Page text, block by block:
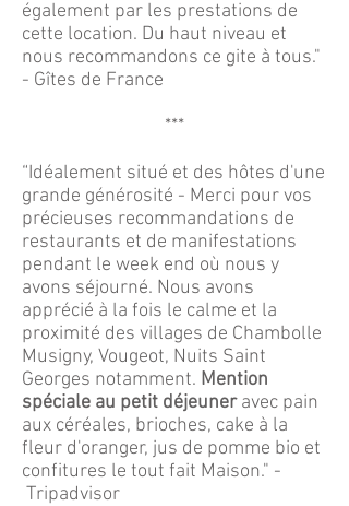
également par les prestations de
cette location. Du haut niveau et
nous recommandons ce gite à tous."
- Gîtes de France
***
“Idéalement situé et des hôtes d'une
grande générosité - Merci pour vos
précieuses recommandations de
restaurants et de manifestations
pendant le week end où nous y
avons séjourné. Nous avons
apprécié à la fois le calme et la
proximité des villages de Chambolle
Musigny, Vougeot, Nuits Saint
Georges notamment. Mention
spéciale au petit déjeuneravec pain
aux céréales, brioches, cake à la
fleur d'oranger, jus de pomme bio et
confitures le tout fait Maison." -
Tripadvisor